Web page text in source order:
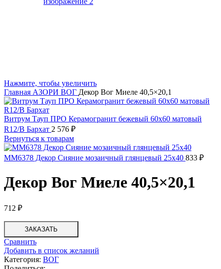
Нажмите, чтобы увеличить
Главная АЗОРИ ВОГ Декор Вог Миеле 40,5×20,1
Витрум Тауп ПРО Керамогранит бежевый 60х60 матовый
R12/B Бархат 2 576 ₽
Вернуться к товарам
MM6378 Декор Сияние мозаичный глянцевый 25х40 833 ₽
Декор Вог Миеле 40,5×20,1
712 ₽
ЗАКАЗАТЬ
Сравнить
Добавить в список желаний
Категория: ВОГ